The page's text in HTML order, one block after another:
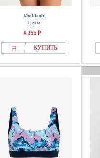
Modibodi
Трусы
6 355 ₽
КУПИТЬ